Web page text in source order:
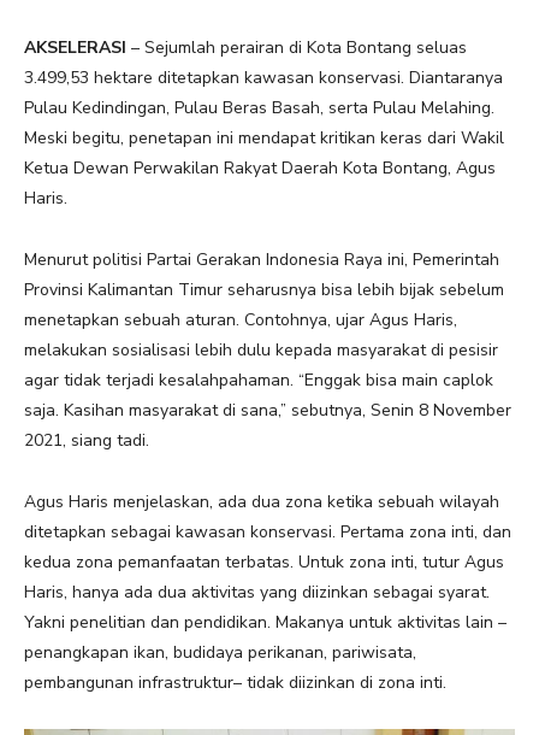
AKSELERASI – Sejumlah perairan di Kota Bontang seluas
3.499,53 hektare ditetapkan kawasan konservasi. Diantaranya
Pulau Kedindingan, Pulau Beras Basah, serta Pulau Melahing.
Meski begitu, penetapan ini mendapat kritikan keras dari Wakil
Ketua Dewan Perwakilan Rakyat Daerah Kota Bontang, Agus
Haris.
Menurut politisi Partai Gerakan Indonesia Raya ini, Pemerintah
Provinsi Kalimantan Timur seharusnya bisa lebih bijak sebelum
menetapkan sebuah aturan. Contohnya, ujar Agus Haris,
melakukan sosialisasi lebih dulu kepada masyarakat di pesisir
agar tidak terjadi kesalahpahaman. “Enggak bisa main caplok
saja. Kasihan masyarakat di sana,” sebutnya, Senin 8 November
2021, siang tadi.
Agus Haris menjelaskan, ada dua zona ketika sebuah wilayah
ditetapkan sebagai kawasan konservasi. Pertama zona inti, dan
kedua zona pemanfaatan terbatas. Untuk zona inti, tutur Agus
Haris, hanya ada dua aktivitas yang diizinkan sebagai syarat.
Yakni penelitian dan pendidikan. Makanya untuk aktivitas lain –
penangkapan ikan, budidaya perikanan, pariwisata,
pembangunan infrastruktur– tidak diizinkan di zona inti.